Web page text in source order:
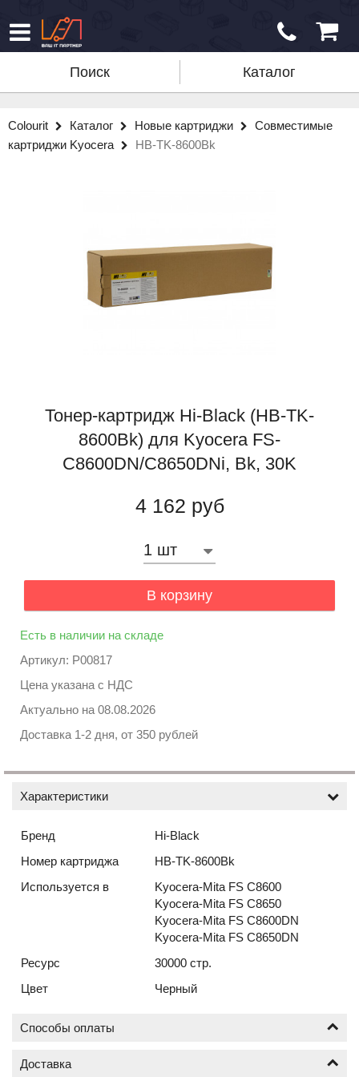
Поиск Каталог
Colourit Каталог Новые картриджи
Совместимые
картриджи Kyocera
HB-TK-8600Bk
Тонер-картридж Hi-Black (HB-TK-
8600Bk) для Kyocera FS-
C8600DN/C8650DNi, Bk, 30K
4 162 руб
В корзину
Есть в наличии на складе
Артикул: P00817
Цена указана с НДС
Актуально на 08.08.2026
Доставка 1-2 дня, от 350 рублей
Характеристики
Бренд
Hi-Black
Номер картриджа
HB-TK-8600Bk
Используется в
Kyocera-Mita FS C8600
Kyocera-Mita FS C8650
Kyocera-Mita FS C8600DN
Kyocera-Mita FS C8650DN
Ресурс
30000 стр.
Цвет
Черный
Способы оплаты
Оплата по безналичному расчёту (счёт с НДС)
Доставка